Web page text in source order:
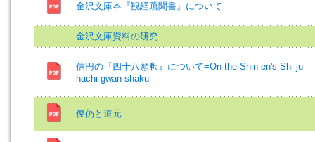
金沢文庫本『観経疏聞書』について
金沢文庫資料の研究
信円の『四十八願釈』について=On the Shin-en's Shi-ju-
hachi-gwan-shaku
俊芿と道元